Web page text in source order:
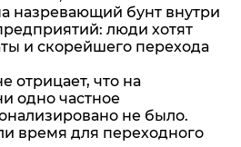
назревающий бунт внутри
люди хотят
и скорейшего перехода
отрицает, что на
одно частное
не было.
время для переходного